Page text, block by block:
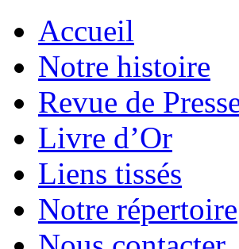
Accueil
Notre histoire
Revue de
Livre d’Or
Liens tissés
Notre répertoire